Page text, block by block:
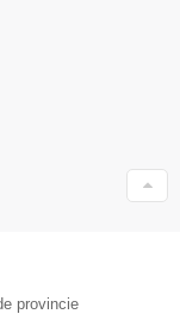
provincie